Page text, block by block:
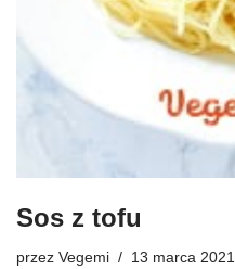
Sos z tofu
przez Vegemi 13 marca 2021